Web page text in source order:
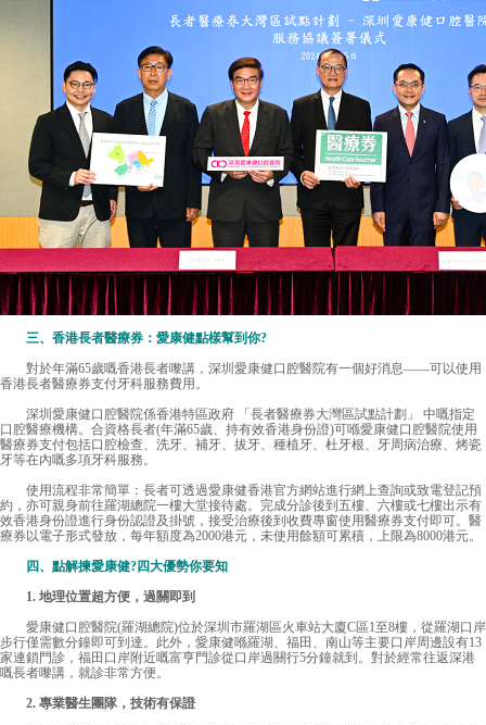
三、香港長者醫療券：愛康健點樣幫到你?
對於年滿65歲嘅香港長者嚟講，深圳愛康健口腔醫院有一個好消息——可以使用
香港長者醫療券支付牙科服務費用。
深圳愛康健口腔醫院係香港特區政府 「長者醫療券大灣區試點計劃」 中嘅指定
口腔醫療機構。合資格長者(年滿65歲、持有效香港身份證)可喺愛康健口腔醫院使用
醫療券支付包括口腔檢查、洗牙、補牙、拔牙、種植牙、杜牙根、牙周病治療、烤瓷
牙等在內嘅多項牙科服務。
使用流程非常簡單：長者可透過愛康健香港官方網站進行網上查詢或致電登記預
約，亦可親身前往羅湖總院一樓大堂接待處。完成分診後到五樓、六樓或七樓出示有
效香港身份證進行身份認證及掛號，接受治療後到收費專窗使用醫療券支付即可。醫
療券以電子形式發放，每年額度為2000港元，未使用餘額可累積，上限為8000港元。
四、點解揀愛康健?四大優勢你要知
1. 地理位置超方便，過關即到
愛康健口腔醫院(羅湖總院)位於深圳市羅湖區火車站大廈C區1至8樓，從羅湖口岸
步行僅需數分鐘即可到達。此外，愛康健喺羅湖、福田、南山等主要口岸周邊設有13
家連鎖門診，福田口岸附近嘅富亨門診從口岸過關行5分鐘就到。對於經常往返深港
嘅長者嚟講，就診非常方便。
2. 專業醫生團隊，技術有保證